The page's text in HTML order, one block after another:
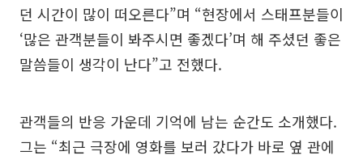
던 시간이 많이 떠오른다”며 “현장에서 스태프분들이
‘많은 관객분들이 봐주시면 좋겠다’며 해 주셨던 좋은
말씀들이 생각이 난다”고 전했다.
관객들의 반응 가운데 기억에 남는 순간도 소개했다.
그는 “최근 극장에 영화를 보러 갔다가 바로 옆 관에